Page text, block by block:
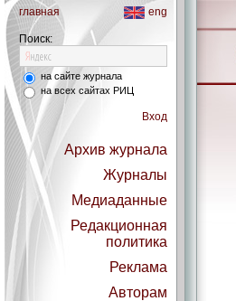
главная eng
Поиск:
на сайте журнала
на всех сайтах РИЦ
Вход
Архив журнала
Журналы
Медиаданные
Редакционная
политика
Реклама
Авторам